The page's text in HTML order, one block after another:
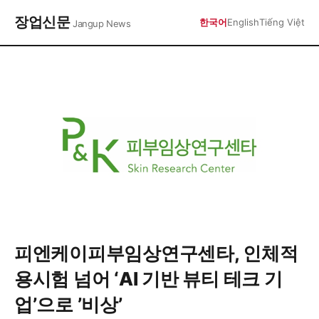
장업신문Jangup News 한국어EnglishTiếng Việt
피엔케이피부임상연구센타, 인체적
용시험 넘어 ‘AI 기반 뷰티 테크 기
업’으로 ’비상’